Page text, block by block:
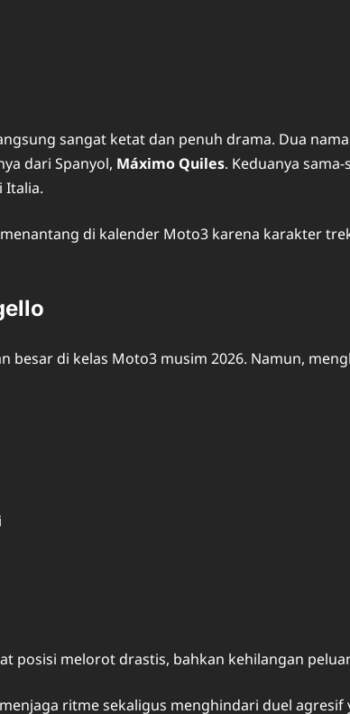
sangat ketat dan penuh drama. Dua
dari Spanyol, Máximo Quiles. Keduanya
Italia.
di kalender Moto3 karena karakter
besar di kelas Moto3 musim 2026. Namun,
posisi melorot drastis, bahkan kehilangan
ritme sekaligus menghindari duel